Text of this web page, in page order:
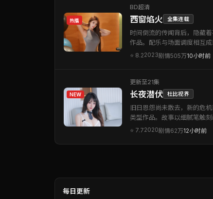
热播
BD超清
西窗焰火 全集连载
时间倒流的传闻背后，隐藏
作品。配乐与场面调度相互
⭐ 8.22023剧情505万10小时前
NEW
更新至21集
长夜潜伏 杜比视界
旧日恩怨尚未散去，新的危
类型作品。故事以细腻笔触
⭐ 7.72020剧情62万12小时前
每日更新